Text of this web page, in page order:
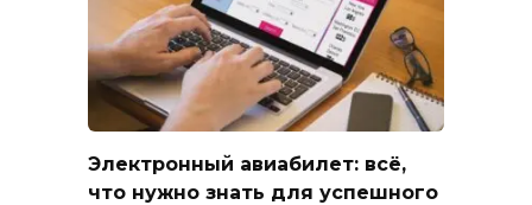
Электронный авиабилет: всё,
что нужно знать для успешного